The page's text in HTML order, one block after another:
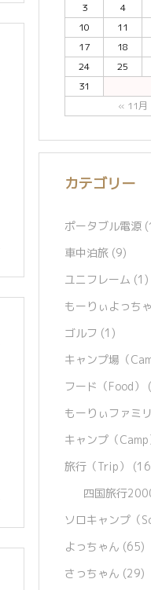
3
4
10
11
17
18
24
25
31
« 11月
カテゴリー
ポータブル電源
車中泊旅 (9)
ユニフレーム (1)
もーりぃよっち
ゴルフ (1)
キャンプ場（
フード（Food）
もーりぃファミ
キャンプ（Camp
旅行（Trip）
四国旅行
ソロキャンプ（
よっちゃん (65)
さっちゃん (29)